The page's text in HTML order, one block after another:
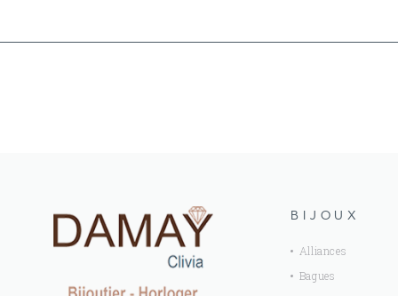
BIJOUX
Alliances
Bagues